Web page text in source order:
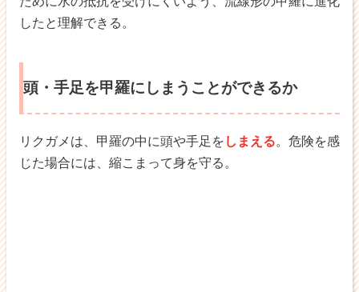
したと理解できる。
頭・手足を甲羅にしまうことができるか
リクガメは、甲羅の中に頭や手足を しまえる。危険を感
じた場合には、縮こまって身を守る。